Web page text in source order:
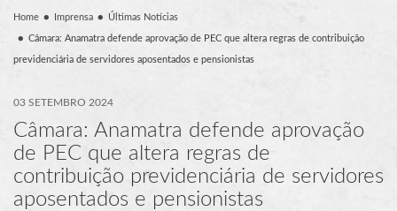
Home Imprensa Últimas Notícias
Câmara: Anamatra defende aprovação de PEC que altera regras de contribuição
previdenciária de servidores aposentados e pensionistas
03 SETEMBRO 2024
Câmara: Anamatra defende aprovação
de PEC que altera regras de
contribuição previdenciária de servidores
aposentados e pensionistas